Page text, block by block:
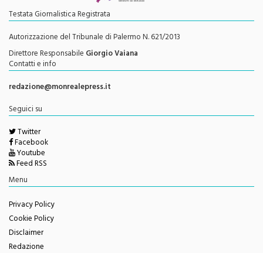
Testata Giornalistica Registrata
Autorizzazione del Tribunale di Palermo N. 621/2013
Direttore ResponsabileGiorgio Vaiana
Contatti e info
redazione@monrealepress.it
Seguici su
Twitter
Facebook
Youtube
Feed RSS
Privacy Policy
Cookie Policy
Disclaimer